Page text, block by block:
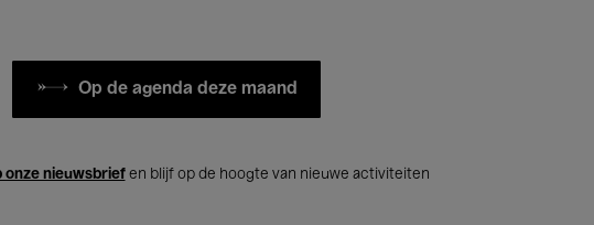
Op de agenda deze maand
onze nieuwsbriefen blijf op de hoogte van nieuwe activiteiten